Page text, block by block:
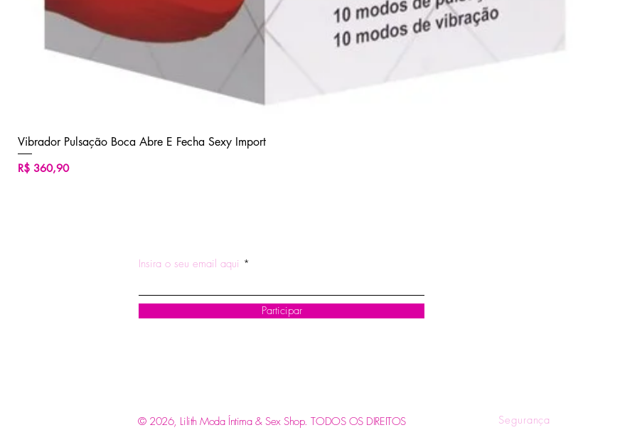
Vibrador Pulsação Boca Abre E Fecha Sexy Import
Preço
R$ 360,90
Insira o seu email aqui
Participar
© 2026, Lilith Moda Íntima & Sex Shop. TODOS OS DIREITOS Segurança